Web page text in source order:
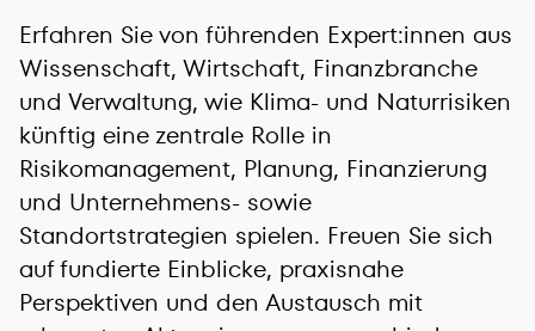
Erfahren Sie von führenden Expert:innen aus
Wissenschaft, Wirtschaft, Finanzbranche
und Verwaltung, wie Klima- und Naturrisiken
künftig eine zentrale Rolle in
Risikomanagement, Planung, Finanzierung
und Unternehmens- sowie
Standortstrategien spielen. Freuen Sie sich
auf fundierte Einblicke, praxisnahe
Perspektiven und den Austausch mit